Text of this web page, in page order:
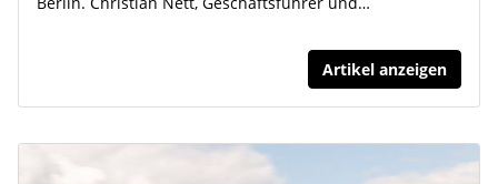
Artikel anzeigen